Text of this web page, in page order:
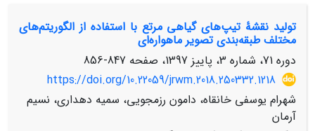
تولید نقشۀ تیپ‌های گیاهی مرتع با استفاده از الگوریتم‌های
مختلف طبقه‌بندی تصویر ماهواره‌ای
دوره 71، شماره 3، پاییز 1397، صفحه
847-856
https://doi.org/10.22059/jrwm.2018.250332.1218
شهرام یوسفی خانقاه، دامون رزمجویی، سمیه دهداری، نسیم
آرمان